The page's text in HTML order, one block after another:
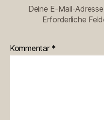
Deine E-Mail-
Erforderliche
Kommentar *